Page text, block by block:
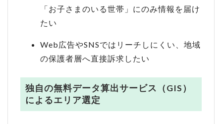
「お子さまのいる世帯」にのみ情報を届け
たい
Web広告やSNSではリーチしにくい、地域
の保護者層へ直接訴求したい
独自の無料データ算出サービス（GIS）
によるエリア選定